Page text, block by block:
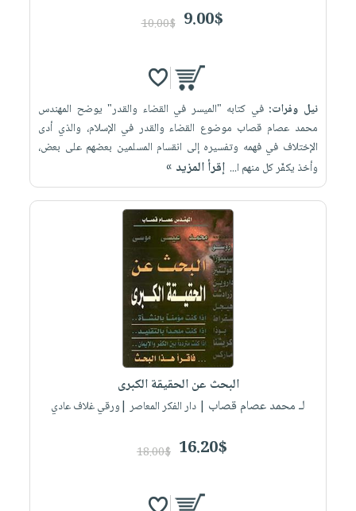
9.00$
10.00$
نيل وفرات:في كتابه "الميسر في القضاء والقدر" يوضح المهندس
محمد عصام قصاب موضوع القضاء والقدر في الإسلام، والذي أدى
الإختلاف في فهمه وتفسيره إلى انقسام المسلمين بعضهم على بعض،
وأخذ يكفّر كل منهم ا... إقرأ المزيد »
البحث عن الحقيقة الكبرى
لـ محمد عصام قصاب | دار الفكر المعاصر |ورقي غلاف عادي
16.20$
18.00$